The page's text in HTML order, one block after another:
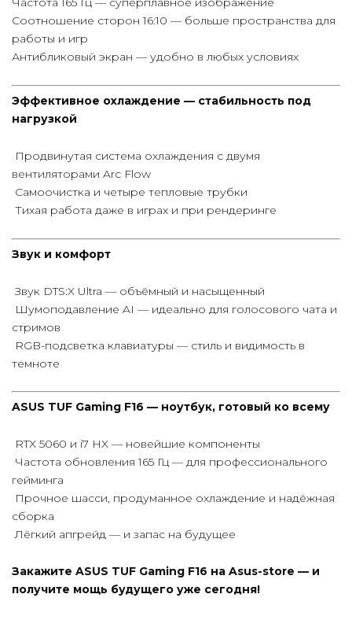
Соотношение сторон 16:10 — больше пространства для
работы и игр
Антибликовый экран — удобно в любых условиях
Эффективное охлаждение — стабильность под
нагрузкой
Продвинутая система охлаждения с двумя
вентиляторами Arc Flow
Самоочистка и четыре тепловые трубки
Тихая работа даже в играх и при рендеринге
Звук и комфорт
Звук DTS:X Ultra — объёмный и насыщенный
Шумоподавление AI — идеально для голосового чата и
стримов
RGB-подсветка клавиатуры — стиль и видимость в
темноте
ASUS TUF Gaming F16 — ноутбук, готовый ко всему
RTX 5060 и i7 HX — новейшие компоненты
Частота обновления 165 Гц — для профессионального
гейминга
Прочное шасси, продуманное охлаждение и надёжная
сборка
Лёгкий апгрейд — и запас на будущее
Закажите ASUS TUF Gaming F16 на Asus-store — и
получите мощь будущего уже сегодня!